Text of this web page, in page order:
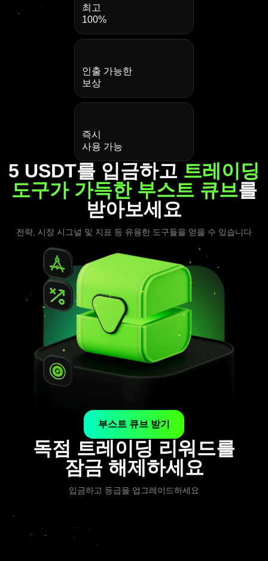
최고
100%
인출 가능한
보상
즉시
사용 가능
5 USDT를 입금하고 트레이딩
도구가 가득한 부스트 큐브를
받아보세요
전략, 시장 시그널 및 지표 등 유용한 도구들을 얻을 수 있습니다
부스트 큐브 받기
독점 트레이딩 리워드를
잠금 해제하세요
입금하고 등급을 업그레이드하세요